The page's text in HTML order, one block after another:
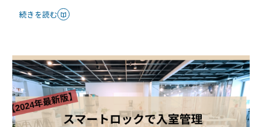
続きを読む
機能トップ
ユニバーサルアクセスキー＆かぎ
パス
他社スマートロックとの連携
システム連携トップ
連携システム一覧
製品情報
製品情報トップ
利用事例